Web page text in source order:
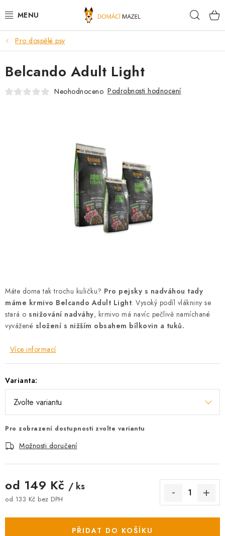
na
DOPORUČUJEME
VÝPRODEJ SKLADU
PSI
HODNOCENÍ OBCHODU
DOPRAVA PO OSTRAVĚ, HLUČÍNĚ A OKOLÍ
Věrnostní slevy
Pro dospělé psy
Máte doma tak trochu kuličku? Pro pejsky s nadváhou tady
máme krmivo Belcando Adult Light. Vysoký podíl vlákniny se
stará o snižování nadváhy, krmivo má navíc pečlivě namíchané
vyvážené složení s nižším obsahem bílkovin a tuků.
Více informací
Varianta:
Pro zobrazení dostupnosti zvolte variantu
Možnosti doručení
od 149 Kč / ks
od 133 Kč bez DPH
PŘIDAT DO KOŠÍKU
Belcando Adult Light
Neohodnoceno Podrobnosti hodnocení